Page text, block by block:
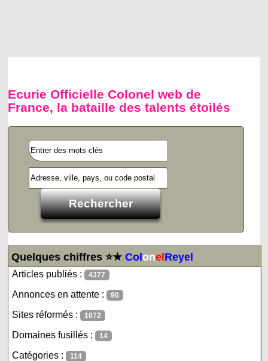
Ecurie Officielle Colonel web de
France, la bataille des talents étoilés
Quelques chiffres ⭐★ColonelReyel
Articles publiés : 4377
Annonces en attente : 90
Sites réformés : 1072
Domaines fusillés : 14
Catégories : 114